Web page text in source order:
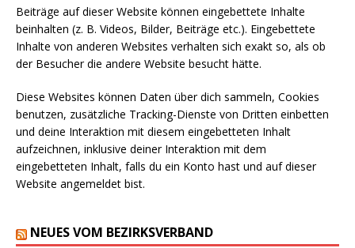
Beiträge auf dieser Website können eingebettete Inhalte
beinhalten (z. B. Videos, Bilder, Beiträge etc.). Eingebettete
Inhalte von anderen Websites verhalten sich exakt so, als ob
der Besucher die andere Website besucht hätte.
Diese Websites können Daten über dich sammeln, Cookies
benutzen, zusätzliche Tracking-Dienste von Dritten einbetten
und deine Interaktion mit diesem eingebetteten Inhalt
aufzeichnen, inklusive deiner Interaktion mit dem
eingebetteten Inhalt, falls du ein Konto hast und auf dieser
Website angemeldet bist.
NEUES VOM BEZIRKSVERBAND